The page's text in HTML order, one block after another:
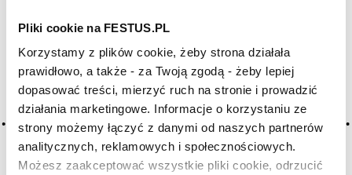
Pliki cookie na FESTUS.PL
Korzystamy z plików cookie, żeby strona działała
prawidłowo, a także - za Twoją zgodą - żeby lepiej
dopasować treści, mierzyć ruch na stronie i prowadzić
działania marketingowe. Informacje o korzystaniu ze
strony możemy łączyć z danymi od naszych partnerów
analitycznych, reklamowych i społecznościowych.
Możesz zaakceptować wszystkie pliki cookie, odrzucić
Vin de Paille to słodkie francuskie wino z Jury,
powstające z podsuszanych winogron. Beczka po takim
winie wnosi do whisky nuty owoców kandyzowanych,
pigwy, miodu, suszonych owoców i prażonych akcentów.
Kim jest Stéphane Tissot?
Stéphane Tissot to znany producent win z Jury. W
Spirale Chapter IV ważna jest właśnie beczka jego Vin